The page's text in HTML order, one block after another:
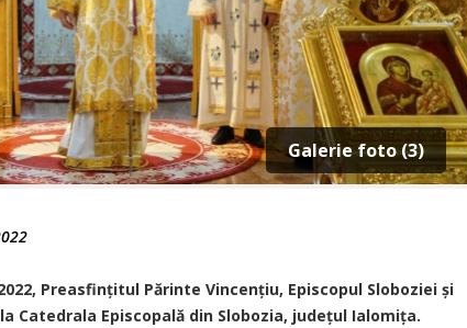
Galerie foto (3)
Preasfințitul Părinte Vincențiu, Episcopul Sloboziei și
Catedrala Episcopală din Slobozia, județul Ialomița.